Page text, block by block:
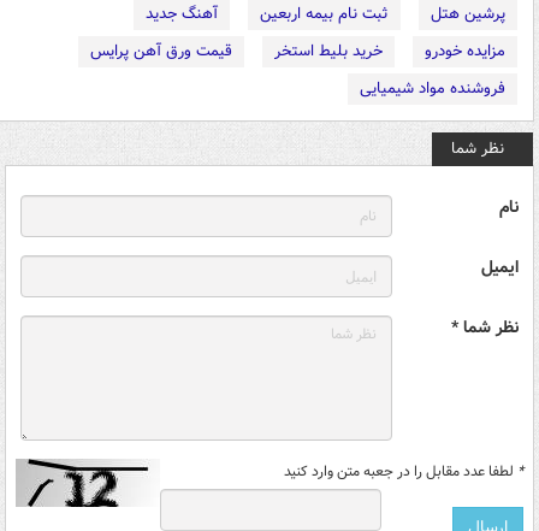
پرشین هتل
ثبت نام بیمه اربعین
آهنگ جدید
مزایده خودرو
خرید بلیط استخر
قیمت ورق آهن پرایس
فروشنده مواد شیمیایی
نظر شما
نام
ایمیل
نظر شما *
* لطفا عدد مقابل را در جعبه متن وارد کنید